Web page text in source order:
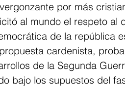
por más
al mundo el respeto al
de la república
cardenista,
de la Segunda
bajo los supuestos del